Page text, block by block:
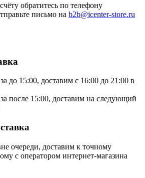
обратитесь по телефону
письмо на b2b@icenter-store.ru
до 15:00, доставим с 16:00 до 21:00 в
после 15:00, доставим на следующий
очереди, доставим к точному
с оператором интернет-магазина